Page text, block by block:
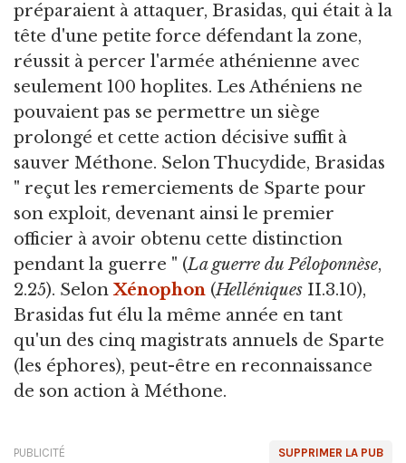
préparaient à attaquer, Brasidas, qui était à la
tête d'une petite force défendant la zone,
réussit à percer l'armée athénienne avec
seulement 100 hoplites. Les Athéniens ne
pouvaient pas se permettre un siège
prolongé et cette action décisive suffit à
sauver Méthone. Selon Thucydide, Brasidas
" reçut les remerciements de Sparte pour
son exploit, devenant ainsi le premier
officier à avoir obtenu cette distinction
pendant la guerre " (La guerre du Péloponnèse,
2.25). Selon Xénophon (Helléniques II.3.10),
Brasidas fut élu la même année en tant
qu'un des cinq magistrats annuels de Sparte
(les éphores), peut-être en reconnaissance
de son action à Méthone.
SUPPRIMER LA PUB
PUBLICITÉ